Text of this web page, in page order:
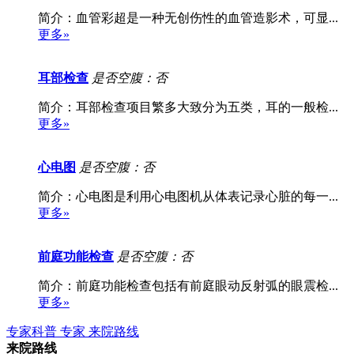
简介：血管彩超是一种无创伤性的血管造影术，可显...
更多»
耳部检查 是否空腹：否
简介：耳部检查项目繁多大致分为五类，耳的一般检...
更多»
心电图 是否空腹：否
简介：心电图是利用心电图机从体表记录心脏的每一...
更多»
前庭功能检查 是否空腹：否
简介：前庭功能检查包括有前庭眼动反射弧的眼震检...
更多»
专家科普 专家 来院路线
来院路线